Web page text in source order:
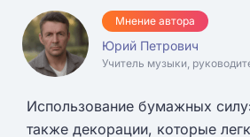
Мнение автора
Юрий Петрович
Учитель музыки,
Использование бумажных
также декорации, которые